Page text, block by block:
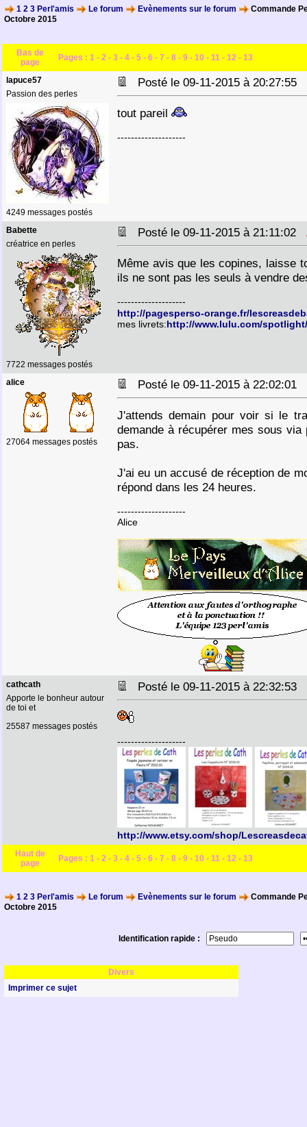
1 2 3 Perl'amis Le forum Evènements sur le forum
Commande
Octobre 2015
Bas de
page
Pages : 1 - 2 - 3 - 4 - 5 - 6 - 7 - 8 - 9 - 10 - 11 - 12 - 13
lapuce57
Passion des perles
4249 messages postés
Posté le 09-11-2015 à 20:27:55
tout pareil
--------------------
Babette
créatrice en perles
7722 messages postés
Posté le 09-11-2015 à 21:11:02
Même avis que les copines, laisse
ils ne sont pas les seuls à vendre
--------------------
http://pagesperso-orange.fr/
mes livrets:http://www.lulu.com/
alice
27064 messages postés
Posté le 09-11-2015 à 22:02:01
J'attends demain pour voir si le
demande à récupérer mes sous
pas.
J'ai eu un accusé de réception de
répond dans les 24 heures.
--------------------
Alice
cathcath
Apporte le bonheur autour
de toi et
25587 messages postés
Posté le 09-11-2015 à 22:32:53
--------------------
http://www.etsy.com/shop/
Haut de
page
Pages : 1 - 2 - 3 - 4 - 5 - 6 - 7 - 8 - 9 - 10 - 11 - 12 - 13
1 2 3 Perl'amis Le forum Evènements sur le forum
Commande
Octobre 2015
Identification rapide :
Divers
Imprimer ce sujet